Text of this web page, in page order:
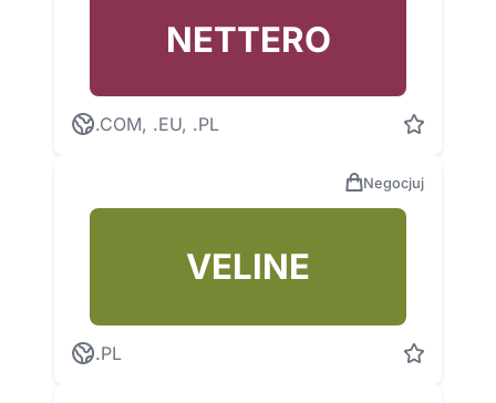
NETTERO
.COM, .EU, .PL
Negocjuj
VELINE
.PL